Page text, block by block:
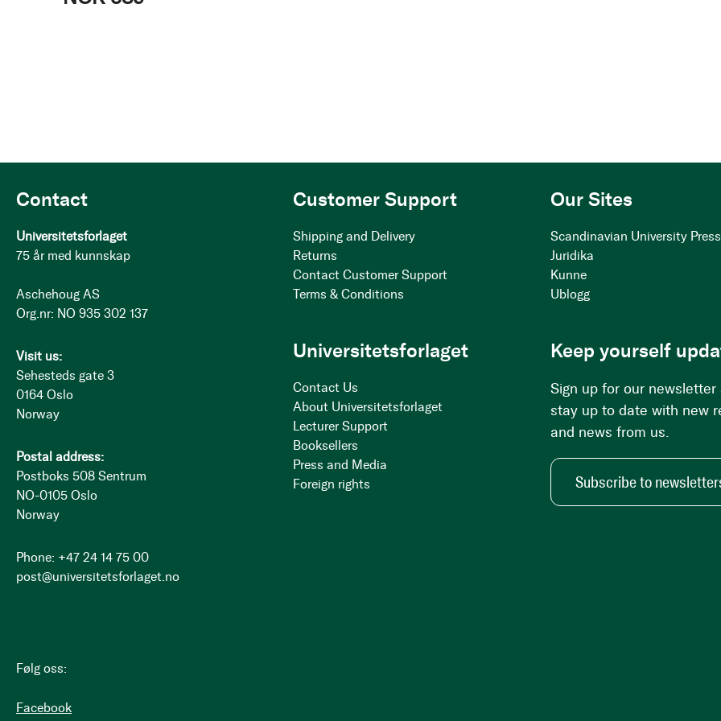
Contact
Universitetsforlaget
75 år med kunnskap
Aschehoug AS
Org.nr: NO 935 302 137
Visit us:
Sehesteds gate 3
0164 Oslo
Norway
Postal address:
Postboks 508 Sentrum
NO-0105 Oslo
Norway
Phone: +47 24 14 75 00
post@universitetsforlaget.no
Følg oss:
Facebook
Customer Support
Shipping and Delivery
Returns
Contact Customer Support
Terms & Conditions
Our Sites
Scandinavian University Press
Juridika
Kunne
Ublogg
Universitetsforlaget
Contact Us
About Universitetsforlaget
Lecturer Support
Booksellers
Press and Media
Foreign rights
Keep yourself
Sign up for our newsletter
stay up to date with new
and news from us.
Subscribe to